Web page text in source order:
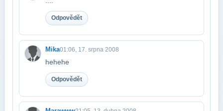
Odpovědět
Mika01:06, 17. srpna 2008
hehehe
Odpovědět